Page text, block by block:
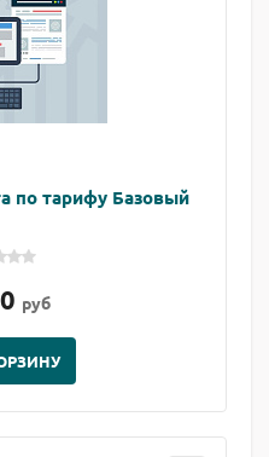
по тарифу Базовый
руб